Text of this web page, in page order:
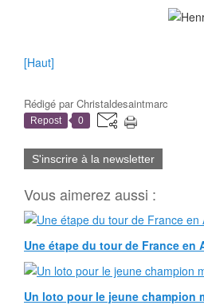
[Haut]
Rédigé parChristaldesaintmarc
Repost 0
S'inscrire à la newsletter
Vous aimerez aussi :
Une étape du tour de France en
Un loto pour le jeune champion